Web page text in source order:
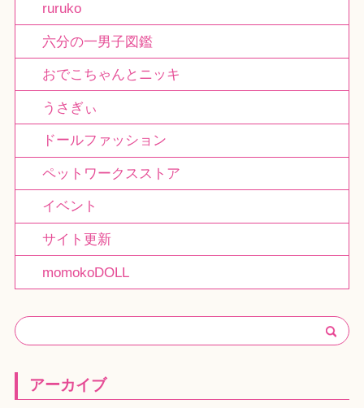
ruruko
六分の一男子図鑑
おでこちゃんとニッキ
うさぎぃ
ドールファッション
ペットワークスストア
イベント
サイト更新
momokoDOLL
アーカイブ